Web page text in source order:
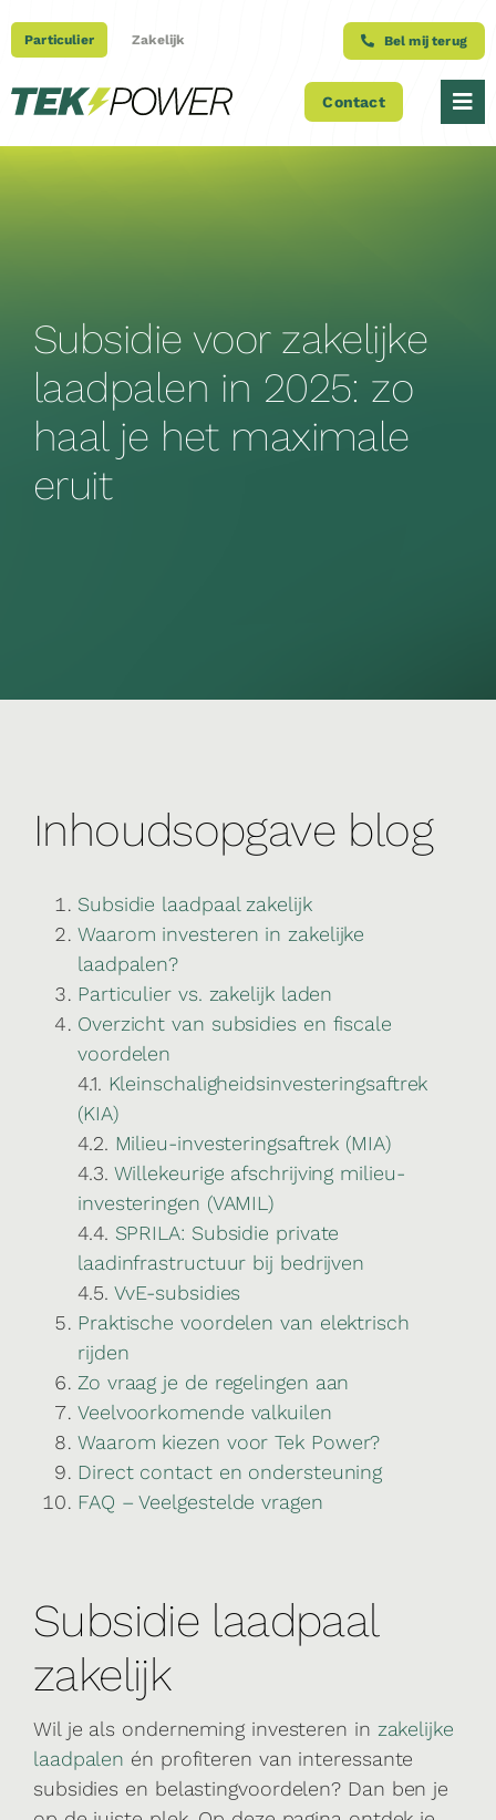
naarParticulier Zakelijk Bel mij terug
Blog
Onderhoudscontracten
Contact
Subsidie voor zakelijke
laadpalen in 2025: zo
haal je het maximale
eruit
Inhoudsopgave blog
Subsidie laadpaal zakelijk
Waarom investeren in zakelijke
laadpalen?
Particulier vs. zakelijk laden
Overzicht van subsidies en fiscale
voordelen
4.1. Kleinschaligheidsinvesteringsaftrek
(KIA)
4.2. Milieu-investeringsaftrek (MIA)
4.3. Willekeurige afschrijving milieu-
investeringen (VAMIL)
4.4. SPRILA: Subsidie private
laadinfrastructuur bij bedrijven
4.5. VvE-subsidies
Praktische voordelen van elektrisch
rijden
Zo vraag je de regelingen aan
Veelvoorkomende valkuilen
Waarom kiezen voor Tek Power?
Direct contact en ondersteuning
FAQ – Veelgestelde vragen
Subsidie laadpaal
zakelijk
Wil je als onderneming investeren in zakelijke
laadpalen én profiteren van interessante
subsidies en belastingvoordelen? Dan ben je